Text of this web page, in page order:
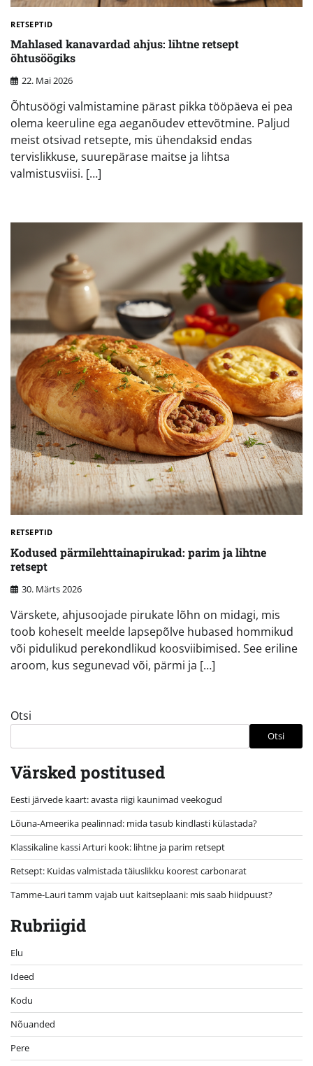
RETSEPTID
Mahlased kanavardad ahjus: lihtne retsept
õhtusöögiks
22. Mai 2026
Õhtusöögi valmistamine pärast pikka tööpäeva ei pea
olema keeruline ega aeganõudev ettevõtmine. Paljud
meist otsivad retsepte, mis ühendaksid endas
tervislikkuse, suurepärase maitse ja lihtsa
valmistusviisi. […]
RETSEPTID
Kodused pärmilehttainapirukad: parim ja lihtne
retsept
30. Märts 2026
Värskete, ahjusoojade pirukate lõhn on midagi, mis
toob koheselt meelde lapsepõlve hubased hommikud
või pidulikud perekondlikud koosviibimised. See eriline
aroom, kus segunevad või, pärmi ja […]
Otsi
Otsi
Värsked postitused
Eesti järvede kaart: avasta riigi kaunimad veekogud
Lõuna-Ameerika pealinnad: mida tasub kindlasti külastada?
Klassikaline kassi Arturi kook: lihtne ja parim retsept
Retsept: Kuidas valmistada täiuslikku koorest carbonarat
Tamme-Lauri tamm vajab uut kaitseplaani: mis saab hiidpuust?
Rubriigid
Elu
Ideed
Kodu
Nõuanded
Pere